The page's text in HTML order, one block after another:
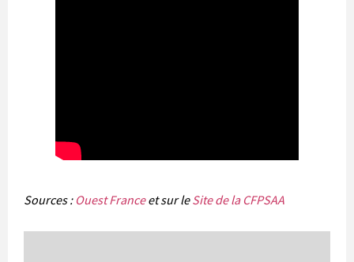
Sources : Ouest Franceet sur leSite de la CFPSAA